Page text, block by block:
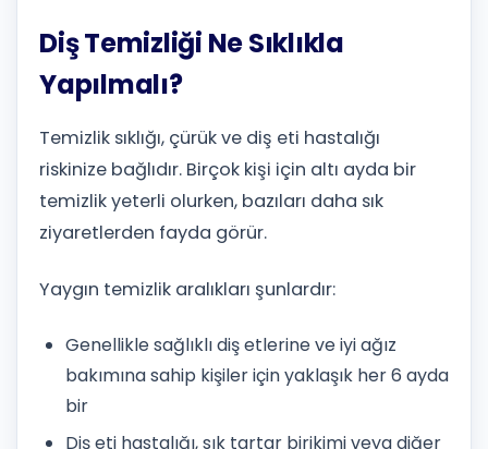
Diş Temizliği Ne Sıklıkla
Yapılmalı?
Temizlik sıklığı, çürük ve diş eti hastalığı
riskinize bağlıdır. Birçok kişi için altı ayda bir
temizlik yeterli olurken, bazıları daha sık
ziyaretlerden fayda görür.
Yaygın temizlik aralıkları şunlardır:
Genellikle sağlıklı diş etlerine ve iyi ağız
bakımına sahip kişiler için yaklaşık her 6 ayda
bir
Diş eti hastalığı, sık tartar birikimi veya diğer